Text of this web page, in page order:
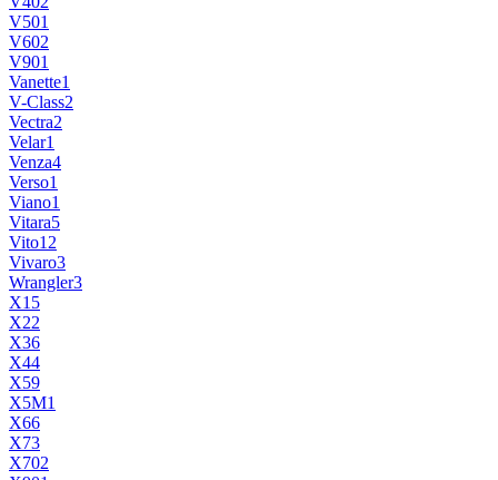
V501
V602
V901
Vanette1
V-Class2
Vectra2
Velar1
Venza4
Verso1
Viano1
Vitara5
Vito12
Vivaro3
Wrangler3
X1 5
X22
X36
X44
X59
X5M1
X66
X73
X702